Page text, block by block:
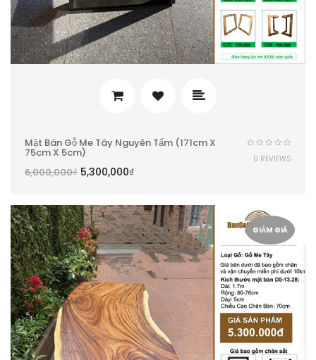
Mặt Bàn Gỗ Me Tây Nguyên Tấm (171cm X
75cm X 5cm)
6,000,000₫ 5,300,000₫
0 REVIEWS
GIẢM GIÁ